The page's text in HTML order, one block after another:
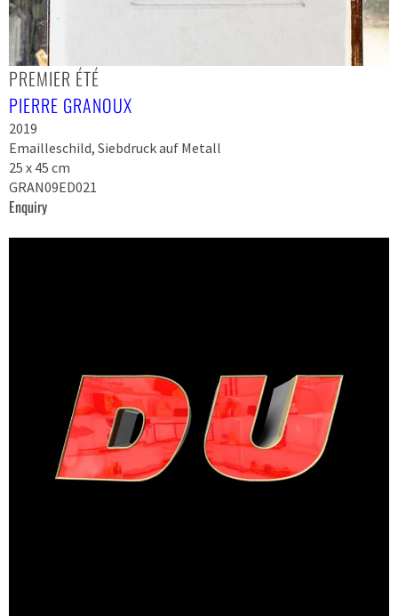
PREMIER ÉTÉ
PIERRE GRANOUX
2019
Emailleschild, Siebdruck auf Metall
25 x 45 cm
GRAN09ED021
Enquiry